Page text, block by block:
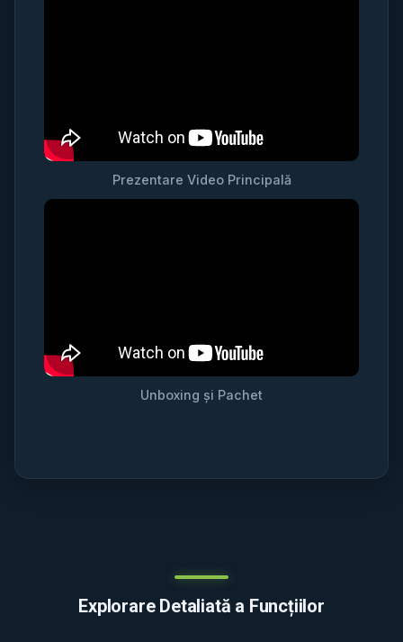
Prezentare Video Principală
Unboxing și Pachet
Explorare Detaliată a Funcțiilor